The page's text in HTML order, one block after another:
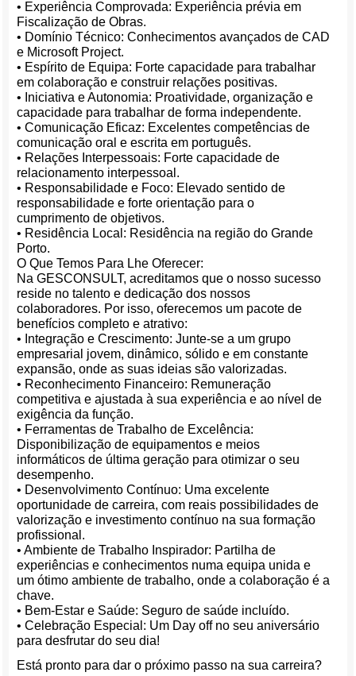
• Experiência Comprovada: Experiência prévia em
Fiscalização de Obras.
• Domínio Técnico: Conhecimentos avançados de CAD
e Microsoft Project.
• Espírito de Equipa: Forte capacidade para trabalhar
em colaboração e construir relações positivas.
• Iniciativa e Autonomia: Proatividade, organização e
capacidade para trabalhar de forma independente.
• Comunicação Eficaz: Excelentes competências de
comunicação oral e escrita em português.
• Relações Interpessoais: Forte capacidade de
relacionamento interpessoal.
• Responsabilidade e Foco: Elevado sentido de
responsabilidade e forte orientação para o
cumprimento de objetivos.
• Residência Local: Residência na região do Grande
Porto.
O Que Temos Para Lhe Oferecer:
Na GESCONSULT, acreditamos que o nosso sucesso
reside no talento e dedicação dos nossos
colaboradores. Por isso, oferecemos um pacote de
benefícios completo e atrativo:
• Integração e Crescimento: Junte-se a um grupo
empresarial jovem, dinâmico, sólido e em constante
expansão, onde as suas ideias são valorizadas.
• Reconhecimento Financeiro: Remuneração
competitiva e ajustada à sua experiência e ao nível de
exigência da função.
• Ferramentas de Trabalho de Excelência:
Disponibilização de equipamentos e meios
informáticos de última geração para otimizar o seu
desempenho.
• Desenvolvimento Contínuo: Uma excelente
oportunidade de carreira, com reais possibilidades de
valorização e investimento contínuo na sua formação
profissional.
• Ambiente de Trabalho Inspirador: Partilha de
experiências e conhecimentos numa equipa unida e
um ótimo ambiente de trabalho, onde a colaboração é a
chave.
• Bem-Estar e Saúde: Seguro de saúde incluído.
• Celebração Especial: Um Day off no seu aniversário
para desfrutar do seu dia!
Está pronto para dar o próximo passo na sua carreira?